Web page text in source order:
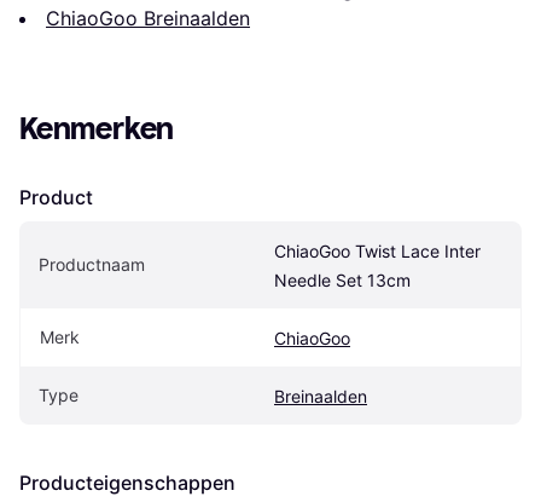
ChiaoGoo Breinaalden
Kenmerken
Product
Productnaam
ChiaoGoo Twist Lace Inter
Needle Set 13cm
Merk ChiaoGoo
Type Breinaalden
Producteigenschappen